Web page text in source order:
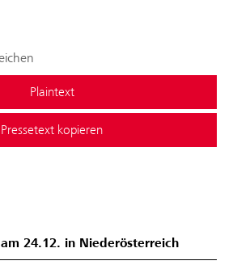
Plaintext
Pressetext kopieren
24.12. in Niederösterreich